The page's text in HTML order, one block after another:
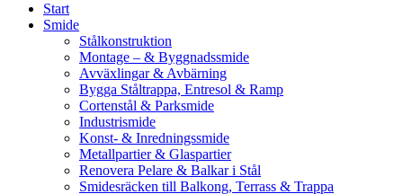
Start
Smide
Stålkonstruktion
Montage – & Byggnadssmide
Avväxlingar & Avbärning
Bygga Ståltrappa, Entresol & Ramp
Cortenstål & Parksmide
Industrismide
Konst- & Inredningssmide
Metallpartier & Glaspartier
Renovera Pelare & Balkar i Stål
Smidesräcken till Balkong, Terrass & Trappa